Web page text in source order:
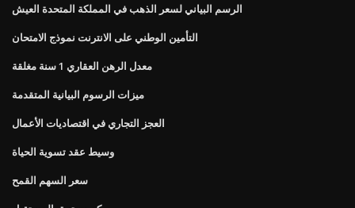
الرسم البياني لسعر الذهب في المملكة المتحدة العيش
التأمين الوطني على الانترنت نموذج الامتحان
معدل الرهن العقاري 1 سنة مغلقة
ميزات الرسوم البيانية المتقدمة
العجز التجاري في اقتصاديات الأعمال
وسيط عقد تسوية الحياة
سعر السهم القمح